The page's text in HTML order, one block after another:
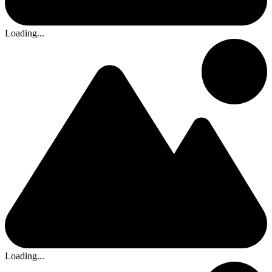
Loading...
Loading...